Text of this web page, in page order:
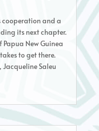
cooperation and a
its next chapter.
Papua New Guinea
to get there.
Saleu